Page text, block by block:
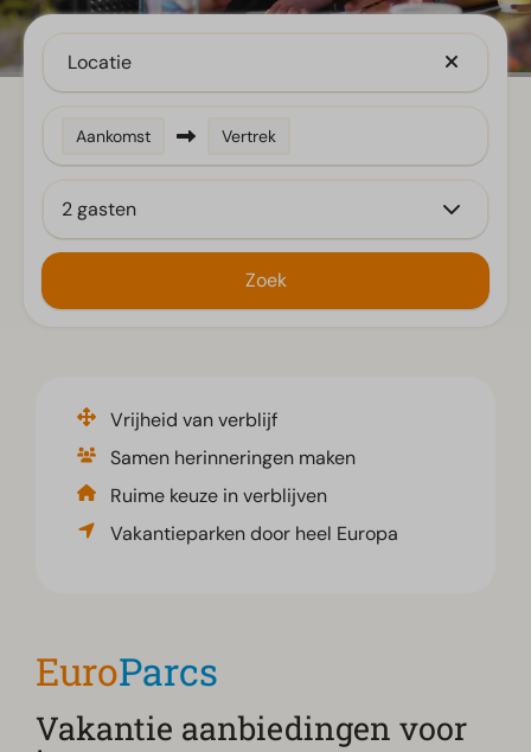
Locatie
Aankomst Vertrek
2 gasten
Zoek
Vrijheid van verblijf
Samen herinneringen maken
Ruime keuze in verblijven
Vakantieparken door heel Europa
EuroParcs
Vakantie aanbiedingen voor